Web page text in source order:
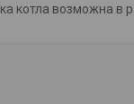
котла возможна в